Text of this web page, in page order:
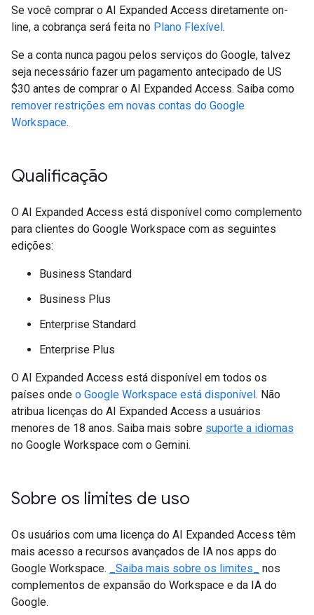
Se você comprar o AI Expanded Access diretamente on-
line, a cobrança será feita no Plano Flexível.
Se a conta nunca pagou pelos serviços do Google, talvez
seja necessário fazer um pagamento antecipado de US
$30 antes de comprar o AI Expanded Access. Saiba como
remover restrições em novas contas do Google
Workspace.
Qualificação
O AI Expanded Access está disponível como complemento
para clientes do Google Workspace com as seguintes
edições:
Business Standard
Business Plus
Enterprise Standard
Enterprise Plus
O AI Expanded Access está disponível em todos os
países onde o Google Workspace está disponível. Não
atribua licenças do AI Expanded Access a usuários
menores de 18 anos. Saiba mais sobre suporte a idiomas
no Google Workspace com o Gemini.
Sobre os limites de uso
Os usuários com uma licença do AI Expanded Access têm
mais acesso a recursos avançados de IA nos apps do
Google Workspace.
_Saiba mais sobre os limites_
nos
complementos de expansão do Workspace e da IA do
Google.